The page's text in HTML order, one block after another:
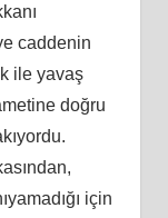
caddenin
ile yavaş
doğru
için